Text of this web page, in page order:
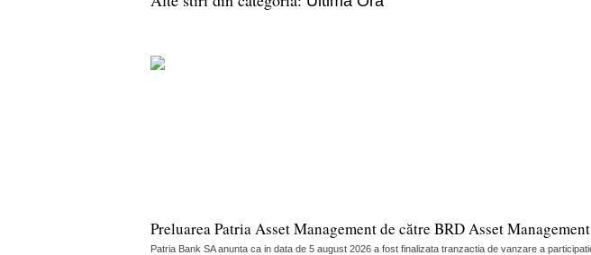
Preluarea Patria Asset Management de către BRD Asset
Patria Bank SA anunta ca in data de 5 august 2026 a fost finalizata tranzactia de vanzare a